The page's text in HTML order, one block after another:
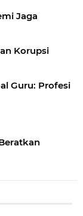
Jaga
Korupsi
Guru: Profesi